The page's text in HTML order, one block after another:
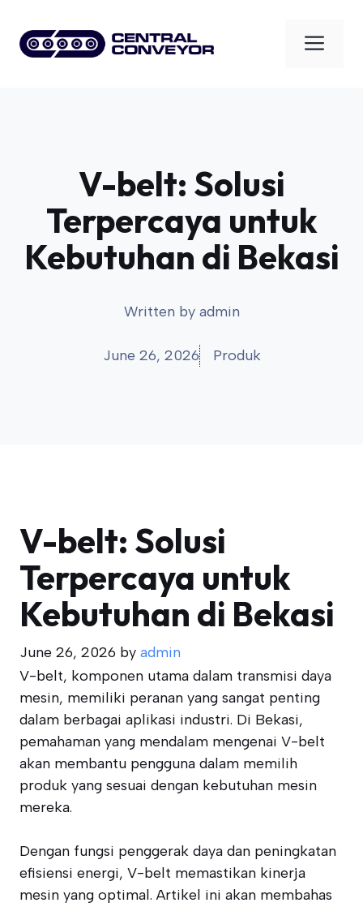
content
V-belt: Solusi
Terpercaya untuk
Kebutuhan di Bekasi
Written by admin
June 26, 2026 Produk
V-belt: Solusi
Terpercaya untuk
Kebutuhan di Bekasi
June 26, 2026 by admin
V-belt, komponen utama dalam transmisi daya
mesin, memiliki peranan yang sangat penting
dalam berbagai aplikasi industri. Di Bekasi,
pemahaman yang mendalam mengenai V-belt
akan membantu pengguna dalam memilih
produk yang sesuai dengan kebutuhan mesin
mereka.
Dengan fungsi penggerak daya dan peningkatan
efisiensi energi, V-belt memastikan kinerja
mesin yang optimal. Artikel ini akan membahas